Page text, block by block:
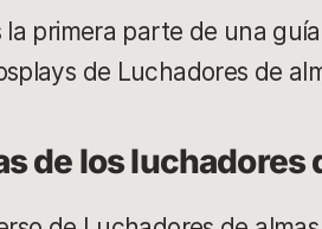
la primera parte de una
de Luchadores de
de los luchadores